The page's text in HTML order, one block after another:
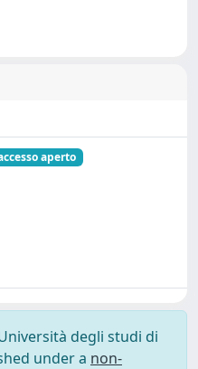
aperto
degli studi di
under a non-